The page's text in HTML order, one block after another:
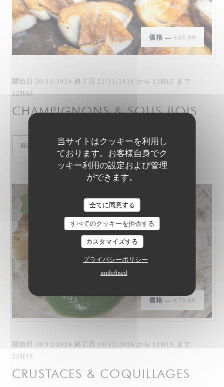
当サイトはクッキーを利用し
ております。お客様自身でク
ッキー利用の設定および管理
ができます。
全てに同意する
すべてのクッキーを拒否する
カスタマイズする
プライバシーポリシー
undefined
価格 — €65.00
開始日 20/11/2026 終了日 21/11/2026 から 12H15 まで
22H45
CHAMPIGNONS & SOUS-BOIS
詳細 ((新しいウィンドウで開きます))
価格 — €75.00
開始日 18/12/2026 終了日 19/12/2026 から 12H15 まで
23H15
CRUSTACES & COQUILLAGES
LE NID - TABLE INTIMISTE